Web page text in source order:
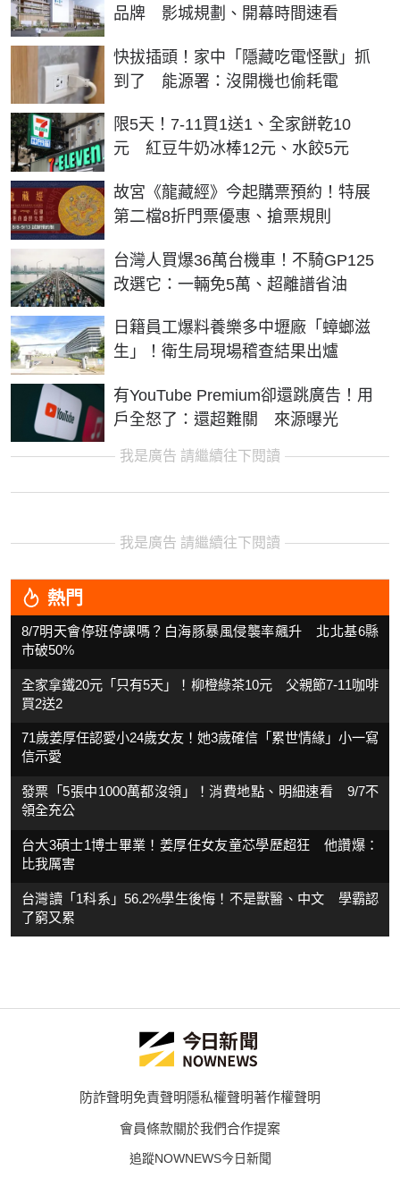
品牌 影城規劃、開幕時間速看
快拔插頭！家中「隱藏吃電怪獸」抓
到了 能源署：沒開機也偷耗電
限5天！7-11買1送1、全家餅乾10
元 紅豆牛奶冰棒12元、水餃5元
故宮《龍藏經》今起購票預約！特展
第二檔8折門票優惠、搶票規則
台灣人買爆36萬台機車！不騎GP125
改選它：一輛免5萬、超離譜省油
日籍員工爆料養樂多中壢廠「蟑螂滋
生」！衛生局現場稽查結果出爐
有YouTube Premium卻還跳廣告！用
戶全怒了：還超難關 來源曝光
我是廣告 請繼續往下閱讀
我是廣告 請繼續往下閱讀
熱門
8/7明天會停班停課嗎？白海豚暴風侵襲率飆升 北北基6縣
市破50%
全家拿鐵20元「只有5天」！柳橙綠茶10元 父親節7-11咖啡
買2送2
71歲姜厚任認愛小24歲女友！她3歲確信「累世情緣」小一寫
信示愛
發票「5張中1000萬都沒領」！消費地點、明細速看 9/7不
領全充公
台大3碩士1博士畢業！姜厚任女友童芯學歷超狂 他讚爆：
比我厲害
台灣讀「1科系」56.2%學生後悔！不是獸醫、中文 學霸認
了窮又累
防詐聲明免責聲明隱私權聲明著作權聲明
會員條款關於我們合作提案
追蹤NOWNEWS今日新聞